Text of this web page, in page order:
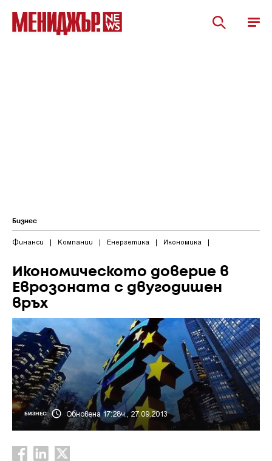
Бизнес
Финанси | Компании | Енергетика | Икономика |
Икономическото доверие в
Еврозоната с двугодишен
връх
БИЗНЕС Обновена 17:28ч., 27.09.2013